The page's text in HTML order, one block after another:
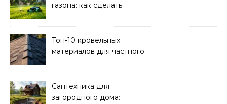
газона: как сделать
Топ-10 кровельных
материалов для частного
Сантехника для
загородного дома: